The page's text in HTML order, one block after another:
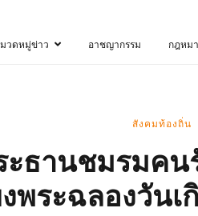
วดหมู่ข่าว อาชญากรรม กฎหม
สังคมท้องถิ่น
ะธานชมรมค
งพระฉลองวันเ